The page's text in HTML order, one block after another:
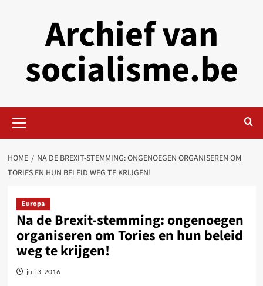
Archief van
socialisme.be
Menu
HOME
NA DE BREXIT-STEMMING: ONGENOEGEN ORGANISEREN OM
TORIES EN HUN BELEID WEG TE KRIJGEN!
Europa
Na de Brexit-stemming: ongenoegen
organiseren om Tories en hun beleid
weg te krijgen!
juli 3, 2016